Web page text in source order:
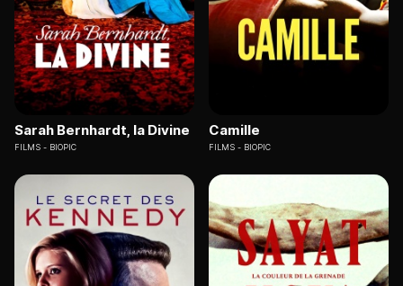
Sarah Bernhardt, la Divine
FILMS BIOPIC
Camille
FILMS BIOPIC